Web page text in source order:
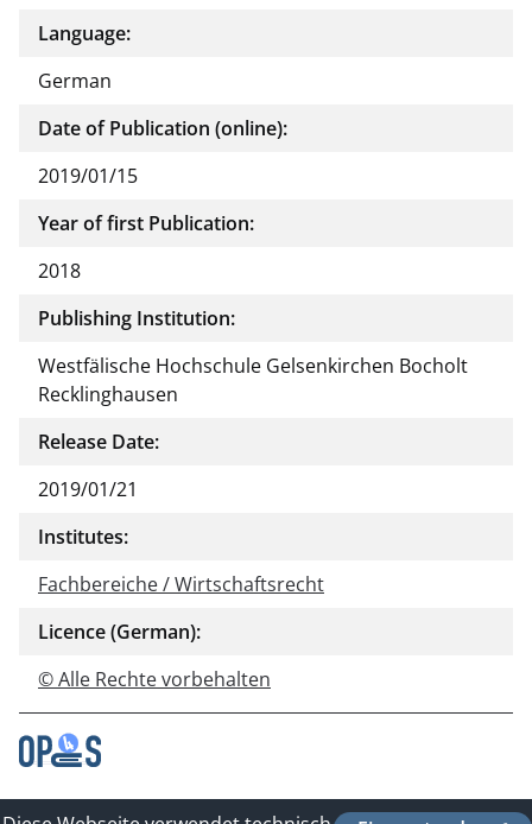
Language:
German
Date of Publication (online):
2019/01/15
Year of first Publication:
2018
Publishing Institution:
Westfälische Hochschule Gelsenkirchen Bocholt
Recklinghausen
Release Date:
2019/01/21
Institutes:
Fachbereiche / Wirtschaftsrecht
Licence (German):
© Alle Rechte vorbehalten
Contact